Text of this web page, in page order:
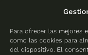
Para ofrecer las mejores
como las cookies para
del dispositivo. El
Placas solares en
Placas solares en
Valencia